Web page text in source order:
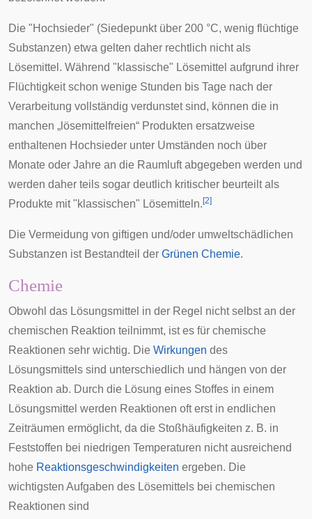
Die "Hochsieder" (Siedepunkt über 200 °C, wenig flüchtige
Substanzen) etwa gelten daher rechtlich nicht als
Lösemittel. Während "klassische" Lösemittel aufgrund ihrer
Flüchtigkeit schon wenige Stunden bis Tage nach der
Verarbeitung vollständig verdunstet sind, können die in
manchen „lösemittelfreien“ Produkten ersatzweise
enthaltenen Hochsieder unter Umständen noch über
Monate oder Jahre an die Raumluft abgegeben werden und
werden daher teils sogar deutlich kritischer beurteilt als
Produkte mit "klassischen" Lösemitteln. [2]
Die Vermeidung von giftigen und/oder umweltschädlichen
Substanzen ist Bestandteil der Grünen Chemie.
Chemie
Obwohl das Lösungsmittel in der Regel nicht selbst an der
chemischen Reaktion teilnimmt, ist es für chemische
Reaktionen sehr wichtig. Die Wirkungen des
Lösungsmittels sind unterschiedlich und hängen von der
Reaktion ab. Durch die Lösung eines Stoffes in einem
Lösungsmittel werden Reaktionen oft erst in endlichen
Zeiträumen ermöglicht, da die Stoßhäufigkeiten z. B. in
Feststoffen bei niedrigen Temperaturen nicht ausreichend
hohe Reaktionsgeschwindigkeiten ergeben. Die
wichtigsten Aufgaben des Lösemittels bei chemischen
Reaktionen sind